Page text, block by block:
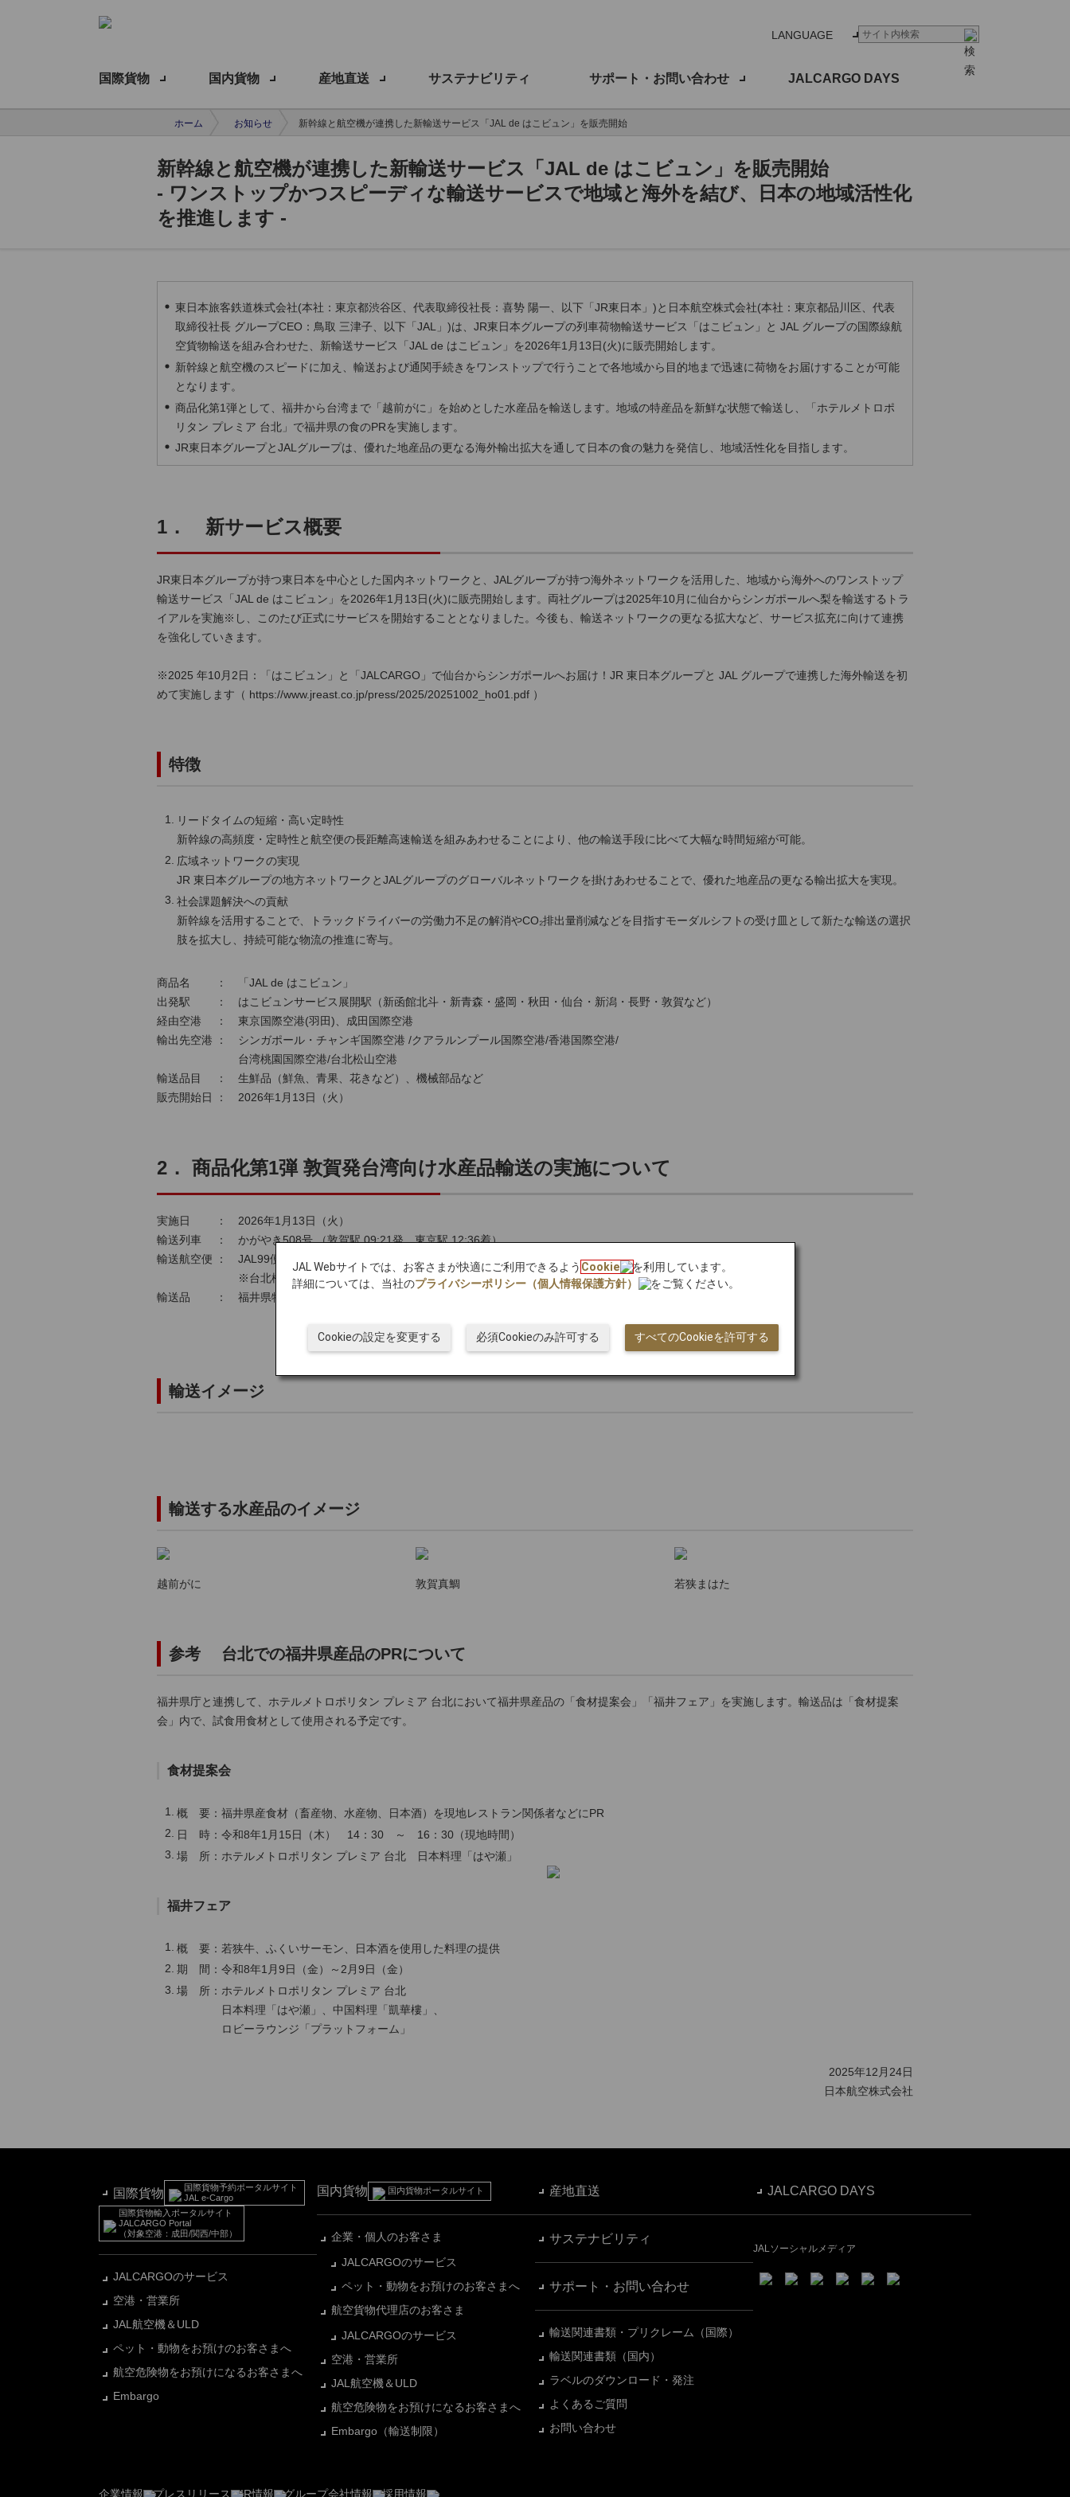
国際貨物 国内貨物 産地直送 サステナビリティ サポート・お問い合わせ JALCARGO DAYS
LANGUAGE
ホーム お知らせ 新幹線と航空機が連携した新輸送サービス「JAL de はこビュン」を販売開始
新幹線と航空機が連携した新輸送サービス「JAL de はこビュン」を販売開始
- ワンストップかつスピーディな輸送サービスで地域と海外を結び、日本の地域活性化
を推進します -
東日本旅客鉄道株式会社(本社：東京都渋谷区、代表取締役社長：喜㔟 陽一、以下「JR東日本」)と日本航空株式会社(本社：東京都品川区、代表
取締役社長 グループCEO：鳥取 三津子、以下「JAL」)は、JR東日本グループの列車荷物輸送サービス「はこビュン」と JAL グループの国際線航
空貨物輸送を組み合わせた、新輸送サービス「JAL de はこビュン」を2026年1月13日(火)に販売開始します。
新幹線と航空機のスピードに加え、輸送および通関手続きをワンストップで行うことで各地域から目的地まで迅速に荷物をお届けすることが可能
となります。
商品化第1弾として、福井から台湾まで「越前がに」を始めとした水産品を輸送します。地域の特産品を新鮮な状態で輸送し、「ホテルメトロポ
リタン プレミア 台北」で福井県の食のPRを実施します。
JR東日本グループとJALグループは、優れた地産品の更なる海外輸出拡大を通して日本の食の魅力を発信し、地域活性化を目指します。
1． 新サービス概要
JR東日本グループが持つ東日本を中心とした国内ネットワークと、JALグループが持つ海外ネットワークを活用した、地域から海外へのワンストップ
輸送サービス「JAL de はこビュン」を2026年1月13日(火)に販売開始します。両社グループは2025年10月に仙台からシンガポールへ梨を輸送するトラ
イアルを実施※し、このたび正式にサービスを開始することとなりました。今後も、輸送ネットワークの更なる拡大など、サービス拡充に向けて連携
を強化していきます。
※2025 年10月2日：「はこビュン」と「JALCARGO」で仙台からシンガポールへお届け！JR 東日本グループと JAL グループで連携した海外輸送を初
めて実施します（ https://www.jreast.co.jp/press/2025/20251002_ho01.pdf ）
特徴
リードタイムの短縮・高い定時性
新幹線の高頻度・定時性と航空便の長距離高速輸送を組みあわせることにより、他の輸送手段に比べて大幅な時間短縮が可能。
広域ネットワークの実現
JR 東日本グループの地方ネットワークとJALグループのグローバルネットワークを掛けあわせることで、優れた地産品の更なる輸出拡大を実現。
社会課題解決への貢献
新幹線を活用することで、トラックドライバーの労働力不足の解消やCO₂排出量削減などを目指すモーダルシフトの受け皿として新たな輸送の選択
肢を拡大し、持続可能な物流の推進に寄与。
商品名 ： 「JAL de はこビュン」
出発駅 ： はこビュンサービス展開駅（新函館北斗・新青森・盛岡・秋田・仙台・新潟・長野・敦賀など）
経由空港 ： 東京国際空港(羽田)、成田国際空港
輸出先空港 ： シンガポール・チャンギ国際空港 /クアラルンプール国際空港/香港国際空港/
台湾桃園国際空港/台北松山空港
輸送品目 ： 生鮮品（鮮魚、青果、花きなど）、機械部品など
販売開始日 ： 2026年1月13日（火）
2． 商品化第1弾 敦賀発台湾向け水産品輸送の実施について
実施日 ： 2026年1月13日（火）
輸送列車 ： かがやき508号 （敦賀駅 09:21発、東京駅 12:36着）
輸送航空便 ： JAL99便 （羽田空港 18:10発、台北松山空港 22:00着 ※日本時間）
※台北松山空港到着後、台湾桃園空港まで陸送し桃園空港で通関を行います。
輸送品 ： 福井県特産の水産品（越前がに、敦賀真鯛、若狭まはた）
輸送イメージ
輸送する水産品のイメージ
越前がに 敦賀真鯛 若狭まはた
参考 台北での福井県産品のPRについて
福井県庁と連携して、ホテルメトロポリタン プレミア 台北において福井県産品の「食材提案会」「福井フェア」を実施します。輸送品は「食材提案
会」内で、試食用食材として使用される予定です。
食材提案会
概 要：福井県産食材（畜産物、水産物、日本酒）を現地レストラン関係者などにPR
日 時：令和8年1月15日（木） 14：30 ～ 16：30（現地時間）
場 所：ホテルメトロポリタン プレミア 台北 日本料理「はや瀬」
福井フェア
概 要：若狭牛、ふくいサーモン、日本酒を使用した料理の提供
期 間：令和8年1月9日（金）～2月9日（金）
場 所：ホテルメトロポリタン プレミア 台北
日本料理「はや瀬」、中国料理「凱華樓」、
ロビーラウンジ「プラットフォーム」
2025年12月24日
日本航空株式会社
国際貨物
国際貨物予約ポータルサイト
JAL e-Cargo
国際貨物輸入ポータルサイト
JALCARGO Portal
（対象空港：成田/関西/中部）
JALCARGOのサービス
空港・営業所
JAL航空機＆ULD
ペット・動物をお預けのお客さまへ
航空危険物をお預けになるお客さまへ
Embargo
国内貨物 国内貨物ポータルサイト
企業・個人のお客さま
JALCARGOのサービス
ペット・動物をお預けのお客さまへ
航空貨物代理店のお客さま
JALCARGOのサービス
空港・営業所
JAL航空機＆ULD
航空危険物をお預けになるお客さまへ
Embargo（輸送制限）
産地直送
サステナビリティ
サポート・お問い合わせ
輸送関連書類・プリクレーム（国際）
輸送関連書類（国内）
ラベルのダウンロード・発注
よくあるご質問
お問い合わせ
JALCARGO DAYS
JALソーシャルメディア
企業情報 プレスリリース IR情報 グループ会社情報 採用情報
JAL Webサイトでは、お客さまが快適にご利用できるよう Cookie
を利用しています。
詳細については、当社のプライバシーポリシー（個人情報保護方針） をご覧ください。
すべてのCookieを許可する
必須Cookieのみ許可する
Cookieの設定を変更する